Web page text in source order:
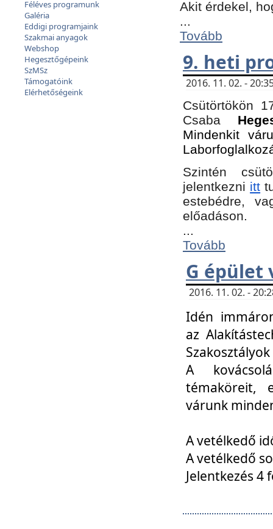
Féléves programunk
Galéria
Eddigi programjaink
Szakmai anyagok
Webshop
Hegesztőgépeink
SzMSz
Támogatóink
Elérhetőségeink
Akit érdekel,
...
Tovább
9. heti
2016. 11. 02. -
Csütörtökön
Csaba
Mindenkit
Szintén
jelentkezni itt
estebédre,
előadáson.
...
Tovább
G épület
2016. 11. 02. -
Idén
az
A
témaköreit,
várunk
A vetélkedő
A vetélkedő
Jelentkezés 4